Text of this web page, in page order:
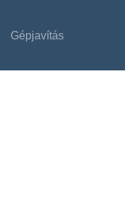
Gépjavítás